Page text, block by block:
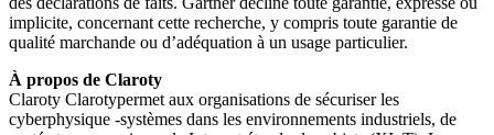
implicite, concernant cette recherche, y compris toute garantie de
qualité marchande ou d’adéquation à un usage particulier.
À propos de Claroty
Claroty Clarotypermet aux organisations de sécuriser les
cyberphysique -systèmes dans les environnements industriels, de